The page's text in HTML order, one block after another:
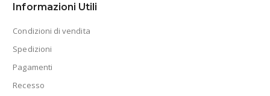
Informazioni Utili
Condizioni di vendita
Spedizioni
Pagamenti
Recesso